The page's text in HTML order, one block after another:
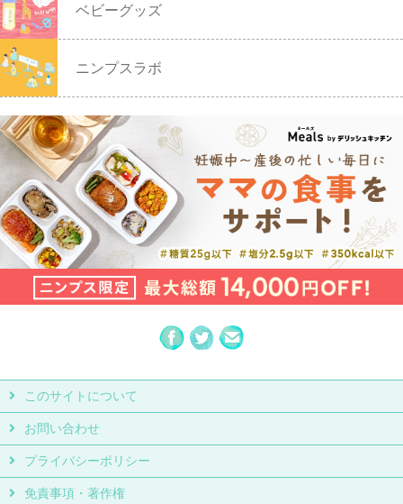
ベビーグッズ
ニンプスラボ
このサイトについて
お問い合わせ
プライバシーポリシー
免責事項・著作権